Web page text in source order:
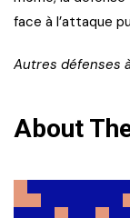
face à l’attaque
Autres défenses
About